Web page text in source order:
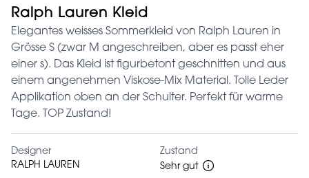
Ralph Lauren Kleid
Elegantes weisses Sommerkleid von Ralph Lauren in
Grösse S (zwar M angeschreiben, aber es passt eher
einer s). Das Kleid ist figurbetont geschnitten und aus
einem angenehmen Viskose-Mix Material. Tolle Leder
Applikation oben an der Schulter. Perfekt für warme
Tage. TOP Zustand!
Designer
RALPH LAUREN
Zustand
Sehr gut